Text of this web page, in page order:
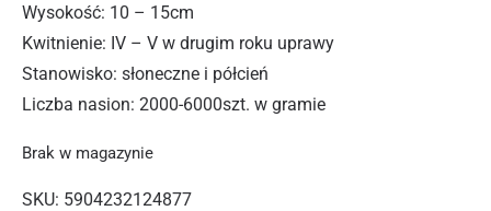
Wysokość: 10 – 15cm
Kwitnienie: IV – V w drugim roku uprawy
Stanowisko: słoneczne i półcień
Liczba nasion: 2000-6000szt. w gramie
Brak w magazynie
SKU: 5904232124877